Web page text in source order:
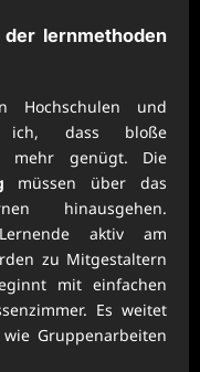
der lernmethoden
Hochschulen und
ich, dass bloße
mehr genügt. Die
müssen über das
hinausgehen.
aktiv am
zu Mitgestaltern
mit einfachen
Es weitet
Gruppenarbeiten